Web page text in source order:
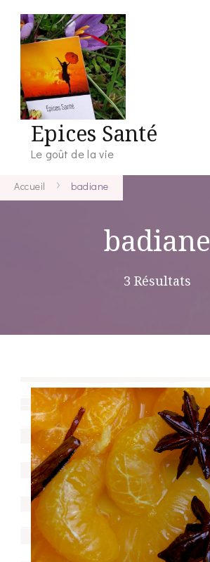
Epices Santé
Le goût de la vie
Accueil badiane
badiane
3 Résultats